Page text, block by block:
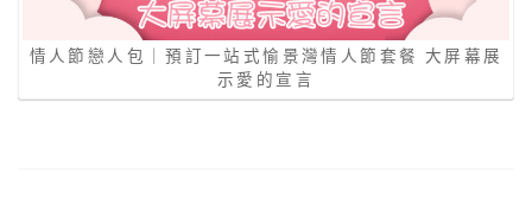
情人節戀人包｜預訂一站式愉景灣情人節套餐 大屏幕展
示愛的宣言